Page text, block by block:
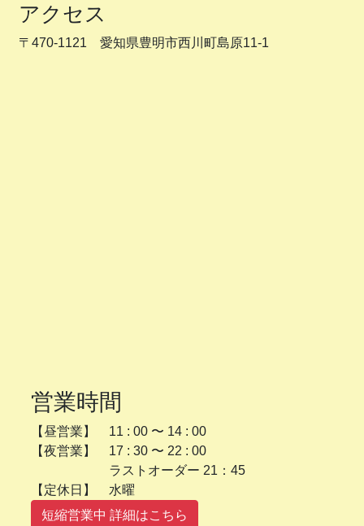
アクセス
〒470-1121 愛知県豊明市西川町島原11-1
営業時間
【昼営業】 11 : 00 〜 14 : 00
【夜営業】 17 : 30 〜 22 : 00
ラストオーダー 21：45
【定休日】 水曜
短縮営業中 詳細はこちら